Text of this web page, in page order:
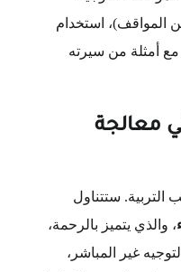
المواقف)، استخدام
مع أمثلة من سيرته
معالجة
التربية. ستتناول
، والذي يتميز بالرحمة،
غير المباشر،